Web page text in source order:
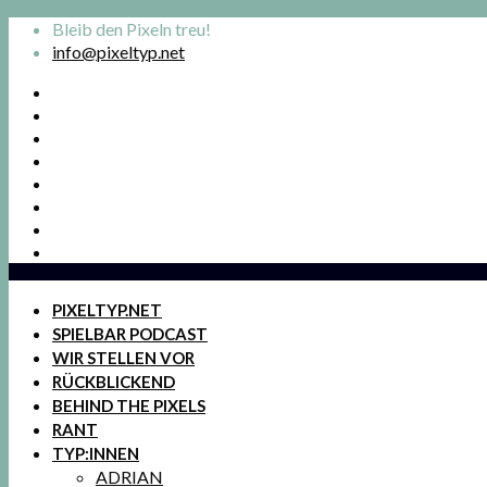
Bleib den Pixeln treu!
info@pixeltyp.net
PIXELTYP.NET
SPIELBAR PODCAST
WIR STELLEN VOR
RÜCKBLICKEND
BEHIND THE PIXELS
RANT
TYP:INNEN
ADRIAN